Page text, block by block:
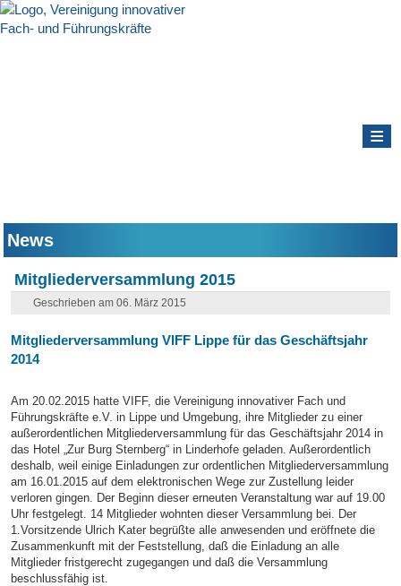
≡
News
Mitgliederversammlung 2015
Geschrieben am 06. März 2015
Mitgliederversammlung VIFF Lippe für das Geschäftsjahr
2014
Am 20.02.2015 hatte VIFF, die Vereinigung innovativer Fach und
Führungskräfte e.V. in Lippe und Umgebung, ihre Mitglieder zu einer
außerordentlichen Mitgliederversammlung für das Geschäftsjahr 2014 in
das Hotel „Zur Burg Sternberg“ in Linderhofe geladen. Außerordentlich
deshalb, weil einige Einladungen zur ordentlichen Mitgliederversammlung
am 16.01.2015 auf dem elektronischen Wege zur Zustellung leider
verloren gingen. Der Beginn dieser erneuten Veranstaltung war auf 19.00
Uhr festgelegt. 14 Mitglieder wohnten dieser Versammlung bei. Der
1.Vorsitzende Ulrich Kater begrüßte alle anwesenden und eröffnete die
Zusammenkunft mit der Feststellung, daß die Einladung an alle
Mitglieder fristgerecht zugegangen und daß die Versammlung
beschlussfähig ist.